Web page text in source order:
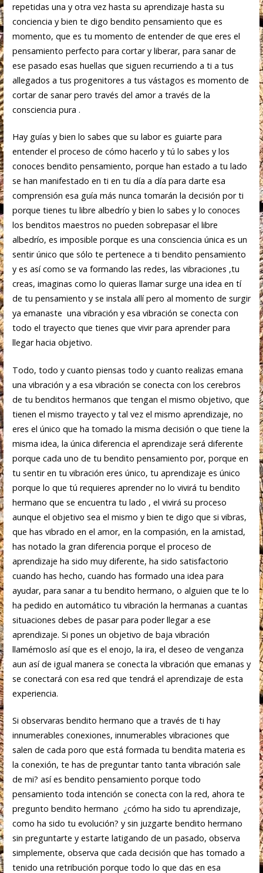
repetidas una y otra vez hasta su aprendizaje hasta su
conciencia y bien te digo bendito pensamiento que es
momento, que es tu momento de entender de que eres el
pensamiento perfecto para cortar y liberar, para sanar de
ese pasado esas huellas que siguen recurriendo a ti a tus
allegados a tus progenitores a tus vástagos es momento de
cortar de sanar pero través del amor a través de la
consciencia pura .
Hay guías y bien lo sabes que su labor es guiarte para
entender el proceso de cómo hacerlo y tú lo sabes y los
conoces bendito pensamiento, porque han estado a tu lado
se han manifestado en ti en tu día a día para darte esa
comprensión esa guía más nunca tomarán la decisión por ti
porque tienes tu libre albedrío y bien lo sabes y lo conoces
los benditos maestros no pueden sobrepasar el libre
albedrío, es imposible porque es una consciencia única es un
sentir único que sólo te pertenece a ti bendito pensamiento
y es así como se va formando las redes, las vibraciones ,tu
creas, imaginas como lo quieras llamar surge una idea en tí
de tu pensamiento y se instala allí pero al momento de surgir
ya emanaste una vibración y esa vibración se conecta con
todo el trayecto que tienes que vivir para aprender para
llegar hacia objetivo.
Todo, todo y cuanto piensas todo y cuanto realizas emana
una vibración y a esa vibración se conecta con los cerebros
de tu benditos hermanos que tengan el mismo objetivo, que
tienen el mismo trayecto y tal vez el mismo aprendizaje, no
eres el único que ha tomado la misma decisión o que tiene la
misma idea, la única diferencia el aprendizaje será diferente
porque cada uno de tu bendito pensamiento por, porque en
tu sentir en tu vibración eres único, tu aprendizaje es único
porque lo que tú requieres aprender no lo vivirá tu bendito
hermano que se encuentra tu lado , el vivirá su proceso
aunque el objetivo sea el mismo y bien te digo que si vibras,
que has vibrado en el amor, en la compasión, en la amistad,
has notado la gran diferencia porque el proceso de
aprendizaje ha sido muy diferente, ha sido satisfactorio
cuando has hecho, cuando has formado una idea para
ayudar, para sanar a tu bendito hermano, o alguien que te lo
ha pedido en automático tu vibración la hermanas a cuantas
situaciones debes de pasar para poder llegar a ese
aprendizaje. Si pones un objetivo de baja vibración
llamémoslo así que es el enojo, la ira, el deseo de venganza
aun así de igual manera se conecta la vibración que emanas y
se conectará con esa red que tendrá el aprendizaje de esta
experiencia.
Si observaras bendito hermano que a través de ti hay
innumerables conexiones, innumerables vibraciones que
salen de cada poro que está formada tu bendita materia es
la conexión, te has de preguntar tanto tanta vibración sale
de mi? así es bendito pensamiento porque todo
pensamiento toda intención se conecta con la red, ahora te
pregunto bendito hermano ¿cómo ha sido tu aprendizaje,
como ha sido tu evolución? y sin juzgarte bendito hermano
sin preguntarte y estarte latigando de un pasado, observa
simplemente, observa que cada decisión que has tomado a
tenido una retribución porque todo lo que das en esa